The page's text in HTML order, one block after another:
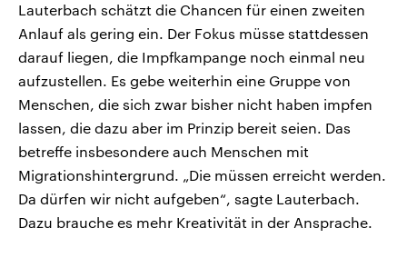
Lauterbach schätzt die Chancen für einen zweiten
Anlauf als gering ein. Der Fokus müsse stattdessen
darauf liegen, die Impfkampange noch einmal neu
aufzustellen. Es gebe weiterhin eine Gruppe von
Menschen, die sich zwar bisher nicht haben impfen
lassen, die dazu aber im Prinzip bereit seien. Das
betreffe insbesondere auch Menschen mit
Migrationshintergrund. „Die müssen erreicht werden.
Da dürfen wir nicht aufgeben“, sagte Lauterbach.
Dazu brauche es mehr Kreativität in der Ansprache.